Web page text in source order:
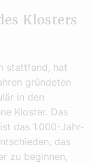
Klosters
stattfand, hat
gründeten
in den
Kloster. Das
das 1.000-Jahr-
das
zu beginnen,